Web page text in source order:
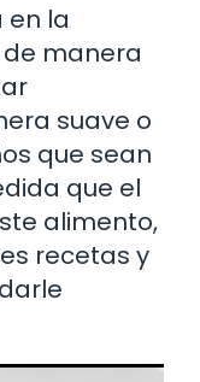
en la
manera
suave o
que sean
que el
alimento,
recetas y